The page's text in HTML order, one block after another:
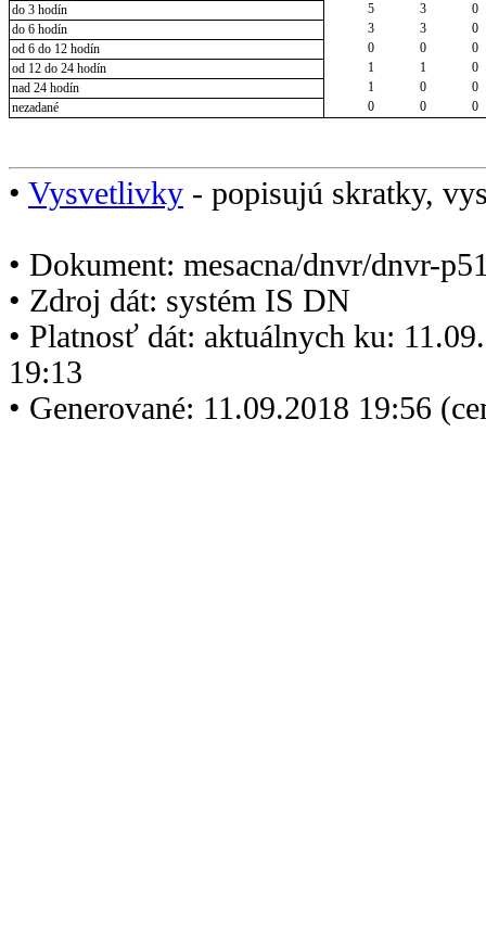
do 3 hodín
5 3
0
do 6 hodín
3 3
0
od 6 do 12 hodín
0 0
0
od 12 do 24 hodín
1 1
0
nad 24 hodín
1 0
0
nezadané
0 0 0
• Vysvetlivky - popisujú skratky,
• Dokument: mesacna/dnvr/dnvr-
• Zdroj dát: systém IS DN
• Platnosť dát: aktuálnych ku:
19:13
• Generované: 11.09.2018 19:56